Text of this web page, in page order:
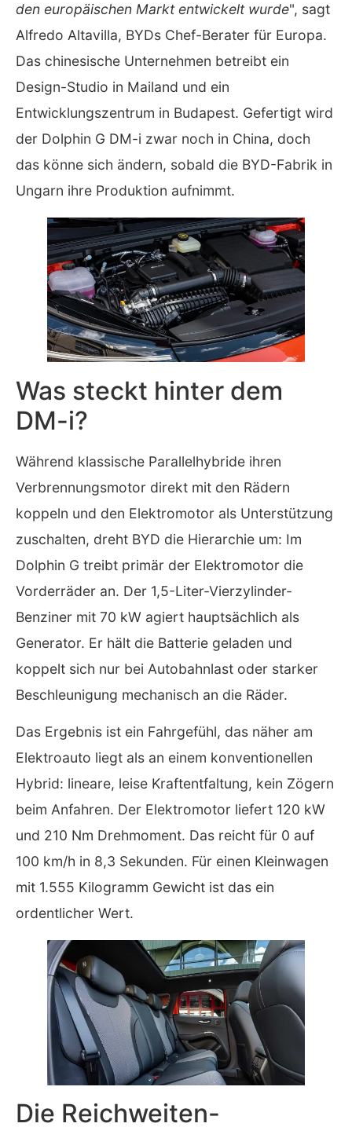
den europäischen Markt entwickelt wurde", sagt
Alfredo Altavilla, BYDs Chef-Berater für Europa.
Das chinesische Unternehmen betreibt ein
Design-Studio in Mailand und ein
Entwicklungszentrum in Budapest. Gefertigt wird
der Dolphin G DM-i zwar noch in China, doch
das könne sich ändern, sobald die BYD-Fabrik in
Ungarn ihre Produktion aufnimmt.
Was steckt hinter dem
DM-i?
Während klassische Parallelhybride ihren
Verbrennungsmotor direkt mit den Rädern
koppeln und den Elektromotor als Unterstützung
zuschalten, dreht BYD die Hierarchie um: Im
Dolphin G treibt primär der Elektromotor die
Vorderräder an. Der 1,5-Liter-Vierzylinder-
Benziner mit 70 kW agiert hauptsächlich als
Generator. Er hält die Batterie geladen und
koppelt sich nur bei Autobahnlast oder starker
Beschleunigung mechanisch an die Räder.
Das Ergebnis ist ein Fahrgefühl, das näher am
Elektroauto liegt als an einem konventionellen
Hybrid: lineare, leise Kraftentfaltung, kein Zögern
beim Anfahren. Der Elektromotor liefert 120 kW
und 210 Nm Drehmoment. Das reicht für 0 auf
100 km/h in 8,3 Sekunden. Für einen Kleinwagen
mit 1.555 Kilogramm Gewicht ist das ein
ordentlicher Wert.
Die Reichweiten-